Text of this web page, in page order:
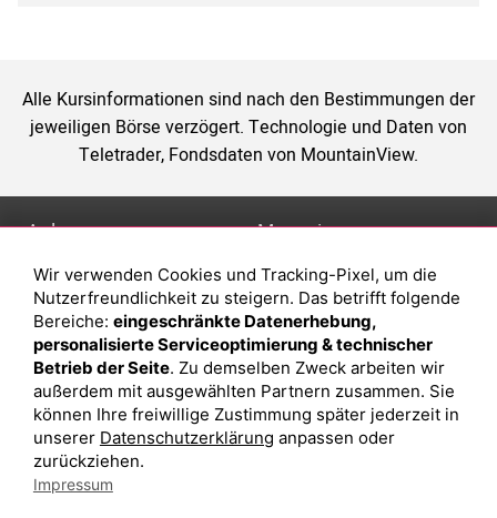
Alle Kursinformationen sind nach den Bestimmungen der
jeweiligen Börse verzögert. Technologie und Daten von
Teletrader, Fondsdaten von MountainView.
Anlage
Depot eröffnen
Depot vergleichen
Junior Depot
Top-Seller-Fonds
Top-Fonds
Fonds-Suche
Magazin
Was sind sind ETFs?
Sparplan Vorteile
Was ist ein Fonds?
Wir verwenden Cookies und Tracking-Pixel, um die
Nutzerfreundlichkeit zu steigern. Das betrifft folgende
Bereiche: eingeschränkte Datenerhebung,
personalisierte Serviceoptimierung & technischer
Betrieb der Seite. Zu demselben Zweck arbeiten wir
außerdem mit ausgewählten Partnern zusammen. Sie
können Ihre freiwillige Zustimmung später jederzeit in
unserer Datenschutzerklärung anpassen oder
zurückziehen.
Impressum